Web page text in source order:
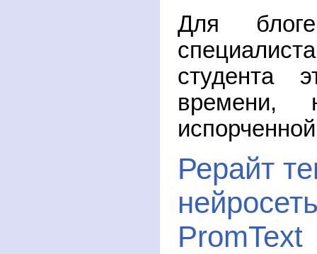
Для
студента
времени,
Рерайт
PromText